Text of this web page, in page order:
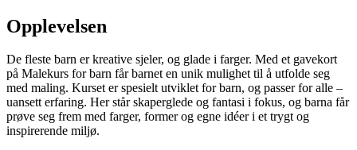
Opplevelsen
De fleste barn er kreative sjeler, og glade i farger. Med et gavekort
på Malekurs for barn får barnet en unik mulighet til å utfolde seg
med maling. Kurset er spesielt utviklet for barn, og passer for alle –
uansett erfaring. Her står skaperglede og fantasi i fokus, og barna får
prøve seg frem med farger, former og egne idéer i et trygt og
inspirerende miljø.